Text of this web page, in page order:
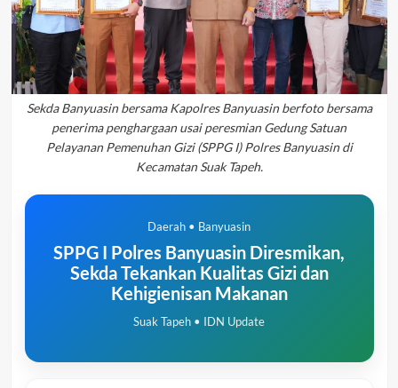
Sekda Banyuasin bersama Kapolres Banyuasin berfoto bersama
penerima penghargaan usai peresmian Gedung Satuan
Pelayanan Pemenuhan Gizi (SPPG I) Polres Banyuasin di
Kecamatan Suak Tapeh.
Daerah • Banyuasin
SPPG I Polres Banyuasin Diresmikan,
Sekda Tekankan Kualitas Gizi dan
Kehigienisan Makanan
Suak Tapeh • IDN Update